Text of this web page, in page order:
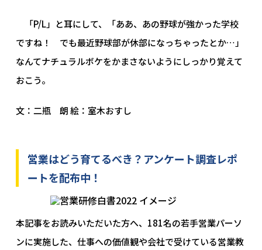
「P/L」と耳にして、「ああ、あの野球が強かった学校
ですね！ でも最近野球部が休部になっちゃったとか…」
なんてナチュラルボケをかまさないようにしっかり覚えて
おこう。
文：二瓶 朗 絵：室木おすし
営業はどう育てるべき？アンケート調査レポ
ートを配布中！
本記事をお読みいただいた方へ、181名の若手営業パーソ
ンに実施した、仕事への価値観や会社で受けている営業教